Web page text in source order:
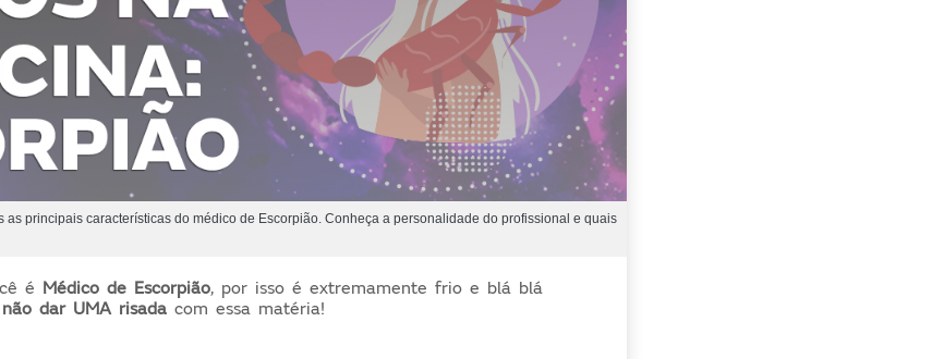
as principais características do médico de Escorpião. Conheça a personalidade do profissional e quais
é Médico de Escorpião, por isso é extremamente frio e blá blá
dar UMA risada com essa matéria!